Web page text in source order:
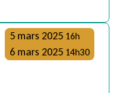
5 mars 2025 16h
6 mars 2025 14h30